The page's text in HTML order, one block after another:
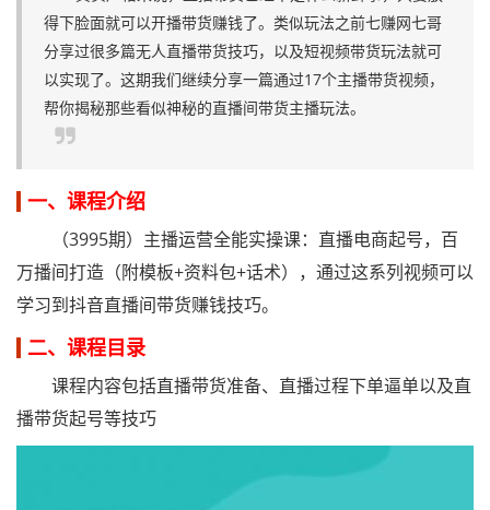
得下脸面就可以开播带货赚钱了。类似玩法之前七赚网七哥
分享过很多篇无人直播带货技巧，以及短视频带货玩法就可
以实现了。这期我们继续分享一篇通过17个主播带货视频，
帮你揭秘那些看似神秘的直播间带货主播玩法。
一、课程介绍
（3995期）主播运营全能实操课：直播电商起号，百
万播间打造（附模板+资料包+话术），通过这系列视频可以
学习到抖音直播间带货赚钱技巧。
二、课程目录
课程内容包括直播带货准备、直播过程下单逼单以及直
播带货起号等技巧